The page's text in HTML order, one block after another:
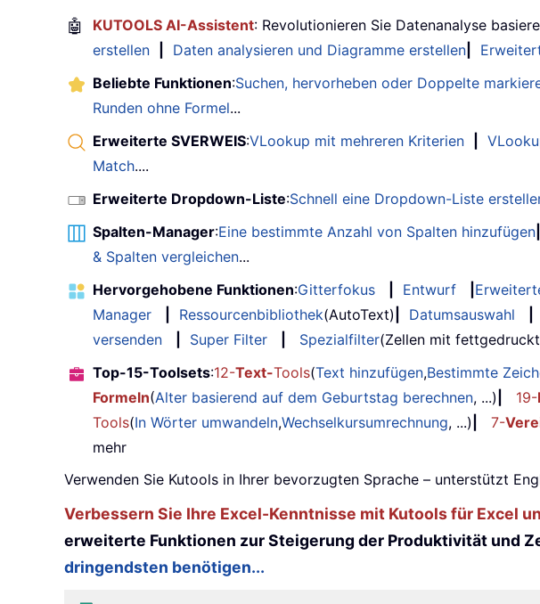
🤖 KUTOOLS AI-Assistent: Revolutionieren Sie Datenanalyse
erstellen
Daten analysieren und Diagramme erstellen
Beliebte Funktionen:Suchen, hervorheben oder Doppelte
Runden ohne Formel...
Erweiterte SVERWEIS:VLookup mit mehreren Kriterien
Match....
Erweiterte Dropdown-Liste:Schnell eine Dropdown-Liste
Spalten-Manager:Eine bestimmte Anzahl von Spalten hinzufügen
& Spalten vergleichen...
Hervorgehobene Funktionen:Gitterfokus Entwurf
Manager
Ressourcenbibliothek(AutoText) Datumsauswahl
versenden
Super Filter Spezialfilter(Zellen mit
Top-15-Toolsets:12-Text-Tools(Text hinzufügen,Bestimmte
Formeln(Alter basierend auf dem Geburtstag berechnen, ...) 19-
Tools(In Wörter umwandeln,Wechselkursumrechnung, ...) 7-
mehr
Verwenden Sie Kutools in Ihrer bevorzugten Sprache – unterstützt
Verbessern Sie Ihre Excel-Kenntnisse mit Kutools für Excel
erweiterte Funktionen zur Steigerung der Produktivität und
dringendsten benötigen...